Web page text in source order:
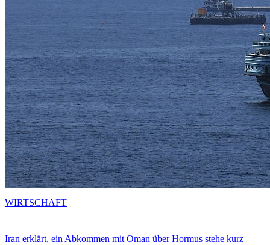
Iran erklärt, ein Abkommen mit Oman über Hormus stehe kurz
WIRTSCHAFT